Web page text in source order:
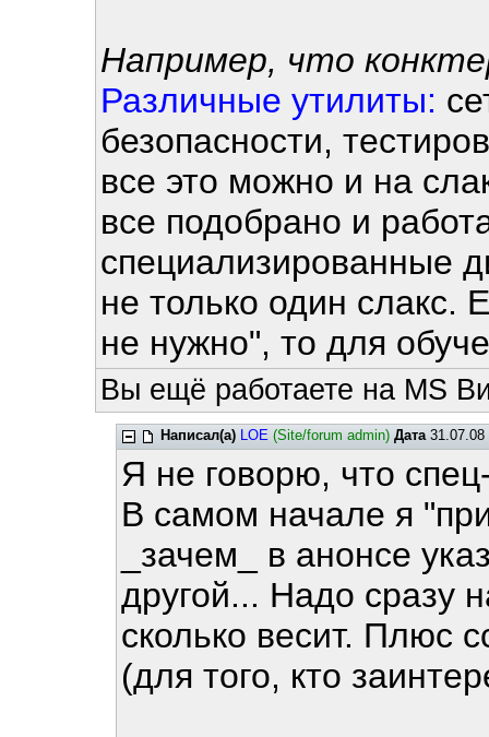
Например, что
Различные утилиты:
безопасности,
все это можно и на
все подобрано и
специализированные
не только один слакс.
не нужно", то для
Вы ещё работаете на MS
Написал(а) LOE (Site/forum admin) Дата31.07.08
Я не говорю, что
В самом начале я
_зачем_ в анонсе
другой... Надо сразу
сколько весит. Плюс
(для того, кто